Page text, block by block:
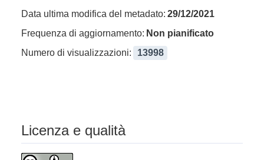
Data ultima modifica del metadato: 29/12/2021
Frequenza di aggiornamento: Non pianificato
Numero di visualizzazioni:
13998
Licenza e qualità